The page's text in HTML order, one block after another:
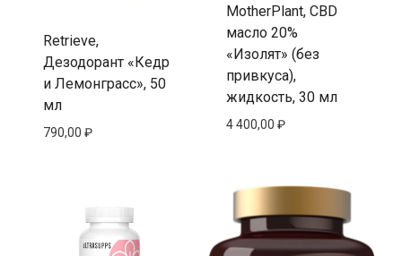
Retrieve,
Дезодорант «Кедр
и Лемонграсс», 50
мл
790,00 ₽
MotherPlant, CBD
масло 20%
«Изолят» (без
привкуса),
жидкость, 30 мл
4 400,00 ₽